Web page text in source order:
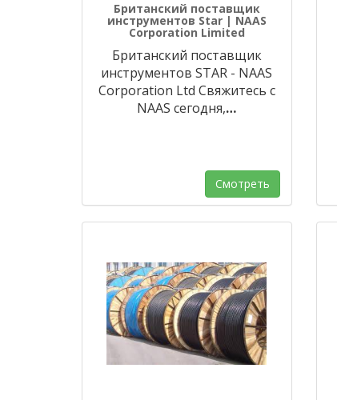
Британский поставщик
инструментов Star | NAAS
Corporation Limited
Британский поставщик
инструментов STAR - NAAS
Corporation Ltd Свяжитесь с
NAAS сегодня,…
Смотреть